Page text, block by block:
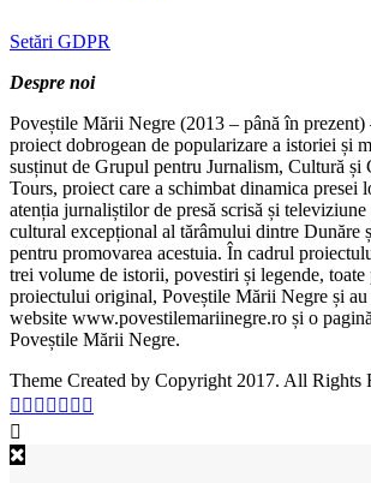
Setări GDPR
Despre noi
Poveștile Mării Negre (2013 – până în prezent)
proiect dobrogean de popularizare a istoriei și
susținut de Grupul pentru Jurnalism, Cultură și
Tours, proiect care a schimbat dinamica presei
atenția jurnaliștilor de presă scrisă și
cultural excepțional al tărâmului dintre Dunăre
pentru promovarea acestuia. În cadrul
trei volume de istorii, povestiri și legende, toate
proiectului original, Poveștile Mării Negre și au
website www.povestilemariinegre.ro și o
Poveștile Mării Negre.
Theme Created by Copyright 2017. All Rights